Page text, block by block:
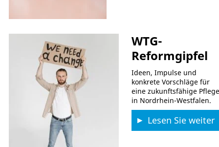
WTG-
Reformgipfel
Ideen, Impulse und
konkrete Vorschläge für
eine zukunftsfähige Pflege
in Nordrhein-Westfalen.
Lesen Sie weiter